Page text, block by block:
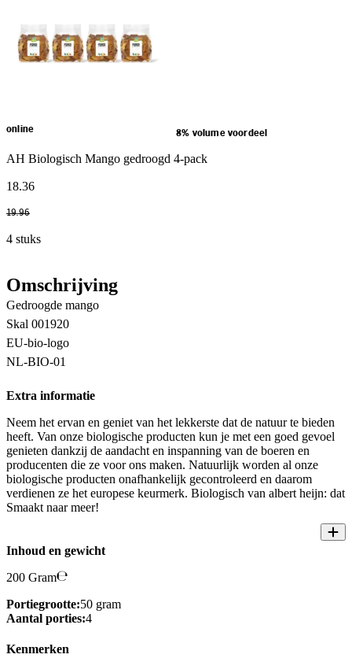
online 8% volume voordeel
AH Biologisch Mango gedroogd 4-pack
18.36
19.96
4 stuks
Omschrijving
Gedroogde mango
Skal 001920
EU-bio-logo
NL-BIO-01
Extra informatie
Neem het ervan en geniet van het lekkerste dat de natuur te bieden
heeft. Van onze biologische producten kun je met een goed gevoel
genieten dankzij de aandacht en inspanning van de boeren en
producenten die ze voor ons maken. Natuurlijk worden al onze
biologische producten onafhankelijk gecontroleerd en daarom
verdienen ze het europese keurmerk. Biologisch van albert heijn: dat
Smaakt naar meer!
Inhoud en gewicht
200 Gram
Portiegrootte:50 gram
Aantal porties:4
Kenmerken